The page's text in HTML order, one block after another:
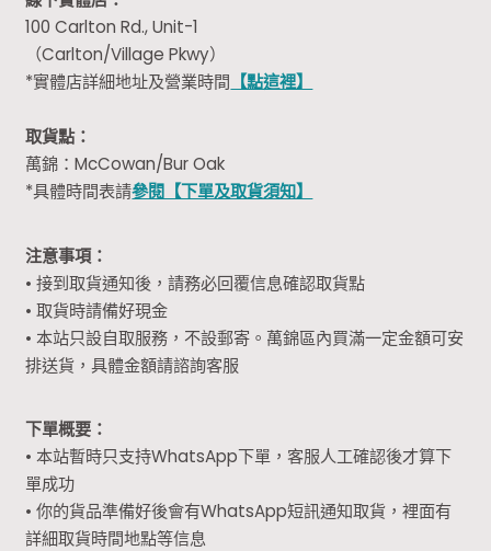
100 Carlton Rd., Unit-1
（Carlton/Village Pkwy）
*實體店詳細地址及營業時間 【點這裡】
取貨點：
萬錦：McCowan/Bur Oak
*具體時間表請參閱【下單及取貨須知】
注意事項：
• 接到取貨通知後，請務必回覆信息確認取貨點
• 取貨時請備好現金
• 本站只設自取服務，不設郵寄。萬錦區內買滿一定金額可安
排送貨，具體金額請諮詢客服
下單概要：
• 本站暫時只支持WhatsApp下單，客服人工確認後才算下
單成功
• 你的貨品準備好後會有WhatsApp短訊通知取貨，裡面有
詳細取貨時間地點等信息